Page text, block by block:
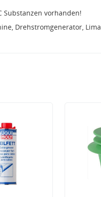
Substanzen vorhanden!
Drehstromgenerator, Lima